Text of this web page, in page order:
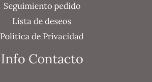
Seguimiento pedido
Lista de deseos
Política de Privacidad
Info Contacto